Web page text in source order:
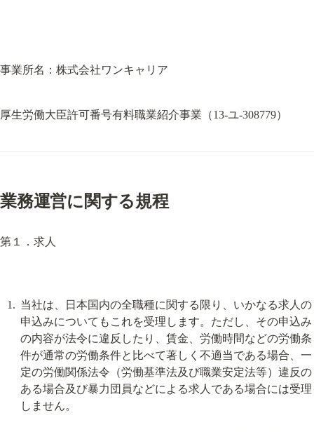
事業所名：株式会社ワンキャリア
厚生労働大臣許可番号有料職業紹介事業（13-ユ-308779）
業務運営に関する規程
第１．求人
当社は、日本国内の全職種に関する限り、いかなる求人の
申込みについてもこれを受理します。ただし、その申込み
の内容が法令に違反したり、賃金、労働時間などの労働条
件が通常の労働条件と比べて著しく不適当である場合、一
定の労働関係法令（労働基準法及び職業安定法等）違反の
ある場合及び暴力団員などによる求人である場合には受理
しません。